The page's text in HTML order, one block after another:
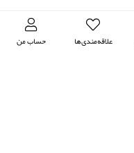
علاقه‌مندی‌ها حساب من